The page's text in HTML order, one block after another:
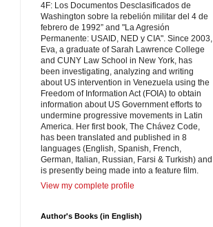
4F: Los Documentos Desclasificados de
Washington sobre la rebelión militar del 4 de
febrero de 1992” and "La Agresión
Permanente: USAID, NED y CIA". Since 2003,
Eva, a graduate of Sarah Lawrence College
and CUNY Law School in New York, has
been investigating, analyzing and writing
about US intervention in Venezuela using the
Freedom of Information Act (FOIA) to obtain
information about US Government efforts to
undermine progressive movements in Latin
America. Her first book, The Chávez Code,
has been translated and published in 8
languages (English, Spanish, French,
German, Italian, Russian, Farsi & Turkish) and
is presently being made into a feature film.
View my complete profile
Author's Books (in English)